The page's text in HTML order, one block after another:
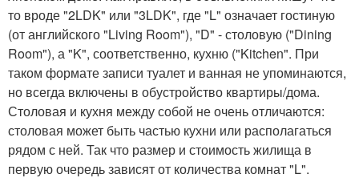
то вроде "2LDK" или "3LDK", где "L" означает гостиную
(от английского "Living Room"), "D" - столовую ("Dining
Room"), а "K", соответственно, кухню ("Kitchen". При
таком формате записи туалет и ванная не упоминаются,
но всегда включены в обустройство квартиры/дома.
Столовая и кухня между собой не очень отличаются:
столовая может быть частью кухни или располагаться
рядом с ней. Так что размер и стоимость жилища в
первую очередь зависят от количества комнат "L".